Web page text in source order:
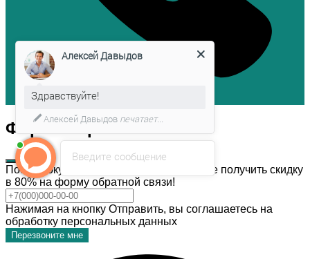
Форма обратной связи
После покупки темы дизайна, Вы можете получить скидку
в 80% на форму обратной связи!
Нажимая на кнопку Отправить, вы соглашаетесь на
обработку персональных данных
Перезвоните мне
Введите сообщение
Алексей Давыдов
Здравствуйте!
Алексей Давыдов печатает...